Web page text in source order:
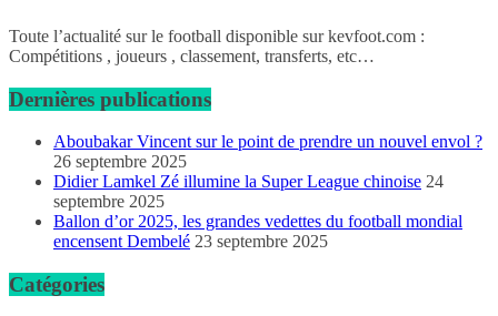
Toute l’actualité sur le football disponible sur kevfoot.com :
Compétitions , joueurs , classement, transferts, etc…
Dernières publications
Aboubakar Vincent sur le point de prendre un nouvel envol ?
26 septembre 2025
Didier Lamkel Zé illumine la Super League chinoise 24
septembre 2025
Ballon d’or 2025, les grandes vedettes du football mondial
encensent Dembelé 23 septembre 2025
Catégories